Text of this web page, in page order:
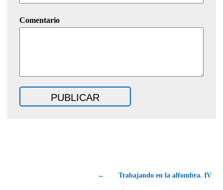
Comentario
←
Trabajando en la alfombra. IV